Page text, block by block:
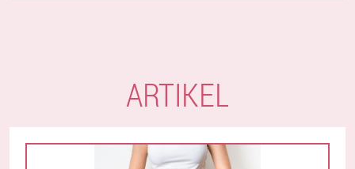
ARTIKEL